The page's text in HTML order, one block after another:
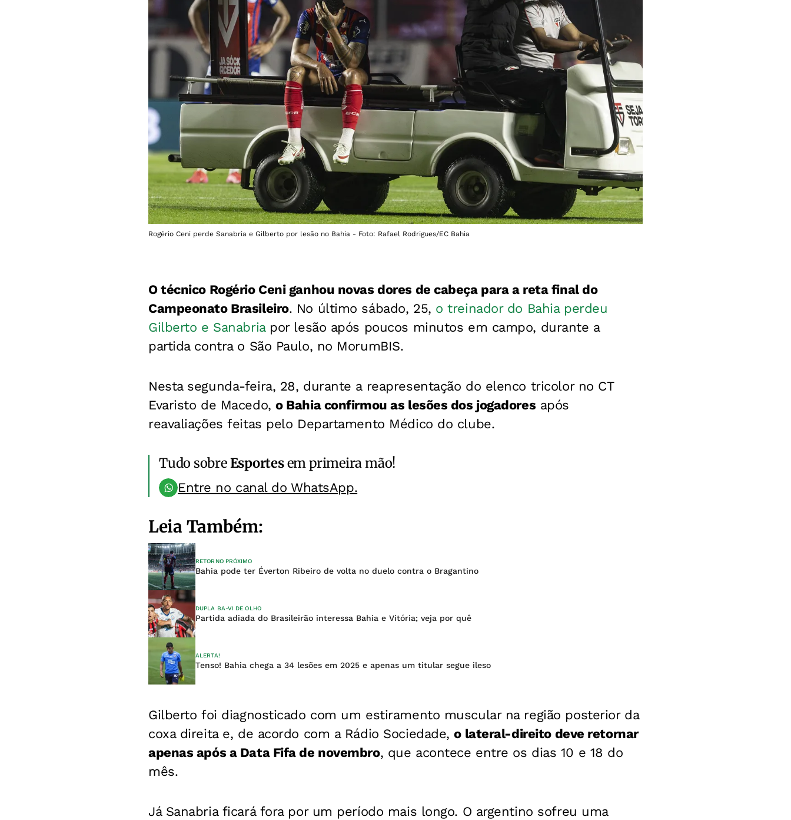
Rogério Ceni perde Sanabria e Gilberto por lesão no Bahia - Foto: Rafael Rodrigues/EC Bahia
O técnico Rogério Ceni ganhou novas dores de cabeça para a reta final do
Campeonato Brasileiro. No último sábado, 25, o treinador do Bahia perdeu
Gilberto e Sanabriapor lesão após poucos minutos em campo, durante a
partida contra o São Paulo, no MorumBIS.
Nesta segunda-feira, 28, durante a reapresentação do elenco tricolor no CT
Evaristo de Macedo,o Bahia confirmou as lesões dos jogadores após
reavaliações feitas pelo Departamento Médico do clube.
Tudo sobreEsportesem primeira mão!
Entre no canal do WhatsApp.
Leia Também:
RETORNO PRÓXIMO
Bahia pode ter Éverton Ribeiro de volta no duelo contra o Bragantino
DUPLA BA-VI DE OLHO
Partida adiada do Brasileirão interessa Bahia e Vitória; veja por quê
ALERTA!
Tenso! Bahia chega a 34 lesões em 2025 e apenas um titular segue ileso
Gilberto foi diagnosticado com um estiramento muscular na região posterior da
coxa direita e, de acordo com a Rádio Sociedade,o lateral-direito deve retornar
apenas após a Data Fifa de novembro, que acontece entre os dias 10 e 18 do
mês.
Já Sanabria ficará fora por um período mais longo. O argentino sofreu uma